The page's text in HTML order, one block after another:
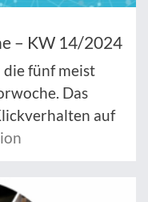
– KW 14/2024
fünf meist
Das
auf